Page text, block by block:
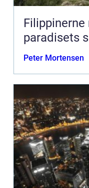
Filippinerne
paradisets
Peter Mortensen